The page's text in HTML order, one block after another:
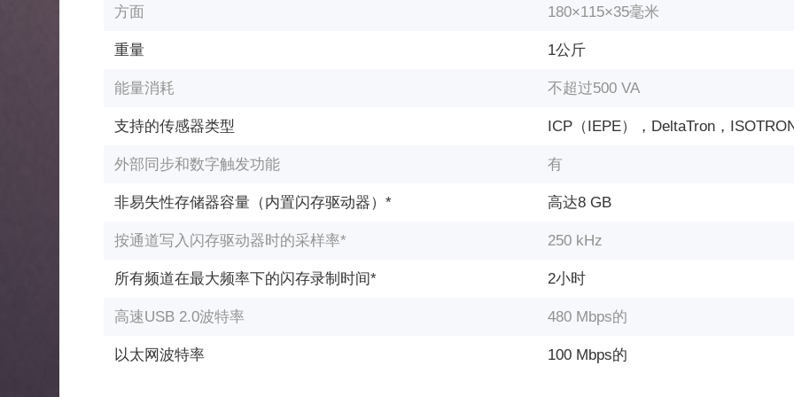
方面 180×115×35毫米
重量 1公斤
能量消耗 不超过500 VA
支持的传感器类型 ICP（IEPE），DeltaTron，
外部同步和数字触发功能 有
非易失性存储器容量（内置闪存驱动器）* 高达8 GB
按通道写入闪存驱动器时的采样率* 250 kHz
所有频道在最大频率下的闪存录制时间* 2小时
高速USB 2.0波特率 480 Mbps的
以太网波特率 100 Mbps的